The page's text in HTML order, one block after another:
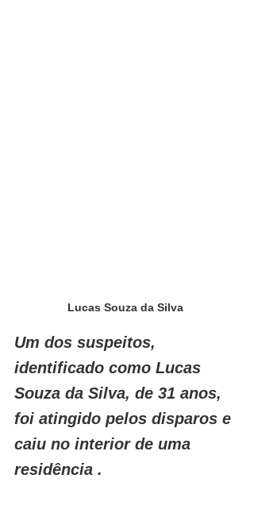
Lucas Souza da Silva
Um dos suspeitos,
identificado como Lucas
Souza da Silva, de 31 anos,
foi atingido pelos disparos e
caiu no interior de uma
residência .